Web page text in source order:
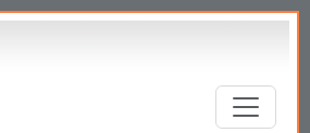
содержанию